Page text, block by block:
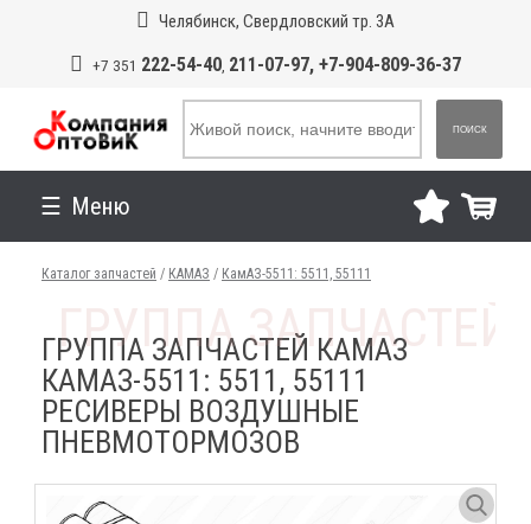
Челябинск, Свердловский тр. 3А
+7 351 222-54-40, 211-07-97, +7-904-809-36-37
ПОИСК
Меню
Каталог запчастей / КАМАЗ / КамАЗ-5511: 5511, 55111
ГРУППА ЗАПЧАСТЕЙ КАМАЗ
КАМАЗ-5511: 5511, 55111
РЕСИВЕРЫ ВОЗДУШНЫЕ
ПНЕВМОТОРМОЗОВ